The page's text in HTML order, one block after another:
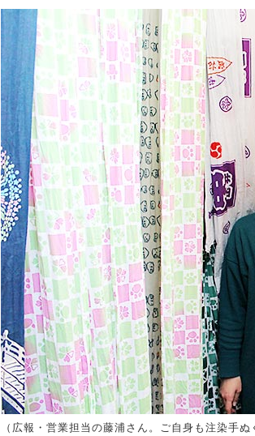
（広報・営業担当の藤浦さん。ご自身も注染手ぬ